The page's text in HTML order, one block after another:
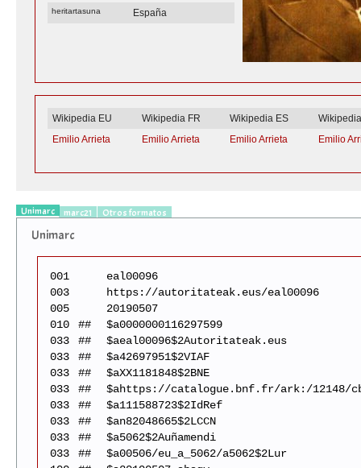
heritartasuna España
Wikipedia EU Wikipedia FR Wikipedia ES
Emilio Arrieta
Emilio Arrieta Emilio Arrieta Emilio
Unimarc marc21 Otros formatos
Unimarc
001
eal00096
003
https://autoritateak.eus/eal00096
005
20190507
010
##
$a0000000116297599
033
##
$aeal00096$2Autoritateak.eus
033
##
$a42697951$2VIAF
033
##
$aXX1181848$2BNE
033
##
$ahttps://catalogue.bnf.fr/ark:/12148/
033
##
$a111588723$2IdRef
033
##
$an82048665$2LCCN
033
##
$a5062$2Auñamendi
033
##
$a00506/eu_a_5062/a5062$2Lur